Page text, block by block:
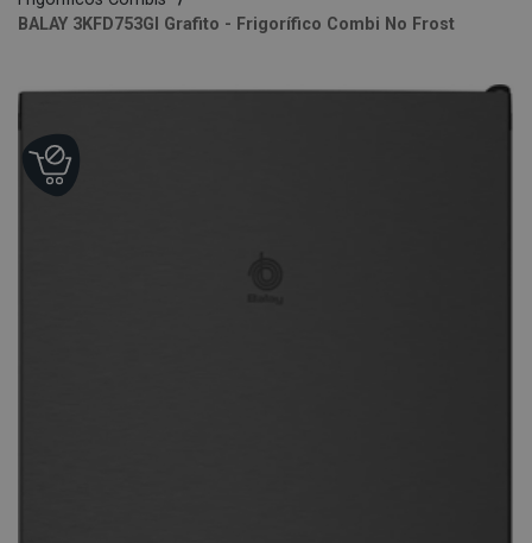
BALAY 3KFD753GI Grafito - Frigorífico Combi No Frost